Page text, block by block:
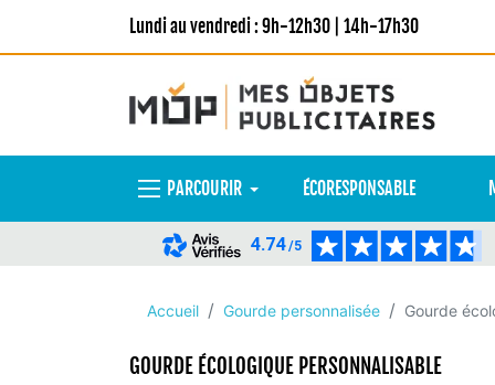
Lundi au vendredi : 9h-12h30 | 14h-17h30
PARCOURIR ÉCORESPONSABLE
4.74/5
Accueil Gourde personnalisée Gourde
GOURDE ÉCOLOGIQUE PERSONNALISABLE